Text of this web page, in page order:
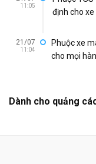
11:05
định cho
21/07
11:04
Phuộc xe
cho mọi
Dành cho quảng